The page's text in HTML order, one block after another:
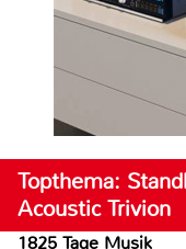
Topthema:
Acoustic Trivion
1825 Tage Musik